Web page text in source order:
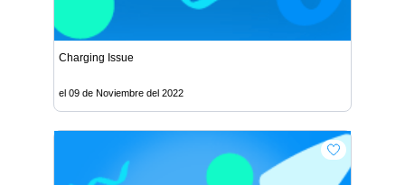
Charging Issue
el 09 de Noviembre del 2022